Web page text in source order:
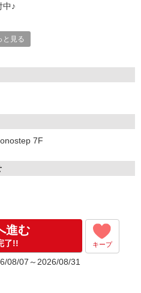
中♪
ルorお電話でご連絡します。
・出張面接・事務所面接と選べま
もOKです！
と見る
7F
進む
了!! キープ
08/07～2026/08/31